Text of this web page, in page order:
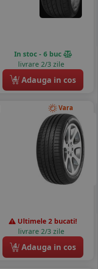
In stoc - 6 buc
livrare 2/3 zile
4 Adauga in cos
Vara
Ultimele 2 bucati!
livrare 2/3 zile
4 Adauga in cos